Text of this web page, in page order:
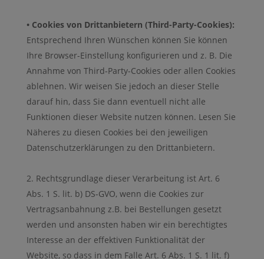
• Cookies von Drittanbietern (Third-Party-Cookies):
Entsprechend Ihren Wünschen können Sie können
Ihre Browser-Einstellung konfigurieren und z. B. Die
Annahme von Third-Party-Cookies oder allen Cookies
ablehnen. Wir weisen Sie jedoch an dieser Stelle
darauf hin, dass Sie dann eventuell nicht alle
Funktionen dieser Website nutzen können. Lesen Sie
Näheres zu diesen Cookies bei den jeweiligen
Datenschutzerklärungen zu den Drittanbietern.
Rechtsgrundlage dieser Verarbeitung ist Art. 6
Abs. 1 S. lit. b) DS-GVO, wenn die Cookies zur
Vertragsanbahnung z.B. bei Bestellungen gesetzt
werden und ansonsten haben wir ein berechtigtes
Interesse an der effektiven Funktionalität der
Website, so dass in dem Falle Art. 6 Abs. 1 S. 1 lit. f)